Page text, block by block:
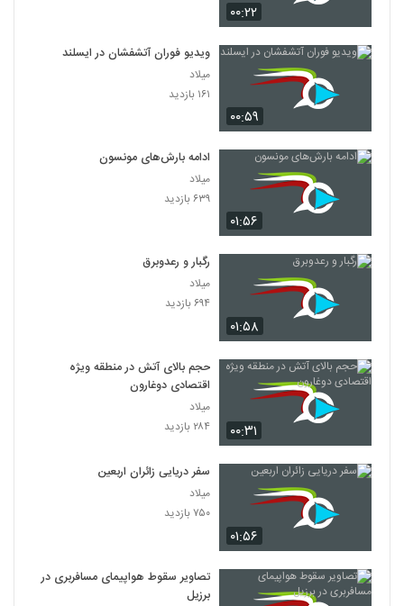
۰۰:۲۲
۰۰:۵۹
ویدیو فوران آتشفشان در ایسلند
میلاد
۱۶۱ بازدید
۰۱:۵۶
ادامه بارش‌های مونسون
میلاد
۶۳۹ بازدید
۰۱:۵۸
رگبار و رعدوبرق
میلاد
۶۹۴ بازدید
۰۰:۳۱
حجم بالای آتش در منطقه ویژه
اقتصادی دوغارون
میلاد
۲۸۴ بازدید
۰۱:۵۶
سفر دریایی زائران اربعین
میلاد
۷۵۰ بازدید
تصاویر سقوط هواپیمای مسافربری در
برزیل